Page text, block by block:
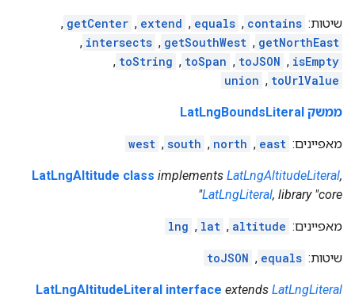
שיטות: contains
,
equals
,
extend
,
getCenter
,
getNorthEast
,
getSouthWest
,
intersects
,
isEmpty
,
toJSON
,
toSpan
,
toString
,
toUrlValue
,
union
ממשק LatLngBoundsLiteral
מאפיינים: east
,
north
,
south
,
west
LatLngAltitude class implements LatLngAltitudeLiteral,
LatLngLiteral, library "core"
מאפיינים: altitude
,
lat
,
lng
שיטות: equals
,
toJSON
LatLngAltitudeLiteral interface extends LatLngLiteral